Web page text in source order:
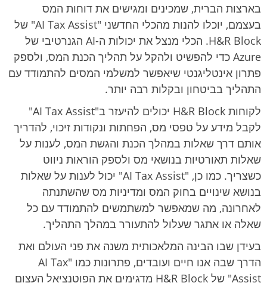
בארצות הברית, שמכינים ומגישים את דוחות המס
בעצמם, יוכלו להנות מהכלי החדשני "AI Tax Assist" של
H&R Block. הכלי מנצל את יכולות ה-AI הגנרטיבי של
Azure כדי להפשיט ולהקל על תהליך הכנת המס, ולספק
פתרון אינטליגנטי שיאפשר למשלמי המסים להתמודד עם
התהליך בביטחון ובקלות רבה יותר.
לקוחות H&R Block יכולים להיעזר ב"AI Tax Assist"
לקבל מידע על טפסי מס, הפחתות ונקודות זיכוי, להדריך
אותם דרך שאלות במהלך הכנת והגשת המס, לענות על
שאלות תאורטיות בנושאי מס ולספק הוראות ניווט
כשצריך. כמו כן, "AI Tax Assist" יכול לענות על שאלות
בנושא שינויים בחוק המס ומדיניות מס שהשתנתה
לאחרונה, מה שמאפשר למשתמשים להתמודד עם כל
שאלה או אתגר שעלול להתעורר במהלך התהליך.
בעידן שבו הבינה המלאכותית משנה את פני העולם ואת
הדרך שבה אנו חיים ועובדים, פתרונות כמו "AI Tax
Assist" של H&R Block מדגימים את הפוטנציאל העצום